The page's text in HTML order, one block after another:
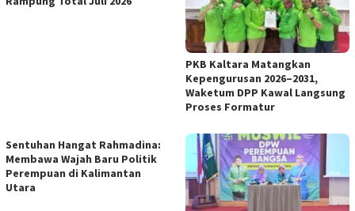
PKB Kaltara Matangkan
Kepengurusan 2026–2031,
Waketum DPP Kawal Langsung
Proses Formatur
Sentuhan Hangat Rahmadina:
Membawa Wajah Baru Politik
Perempuan di Kalimantan
Utara